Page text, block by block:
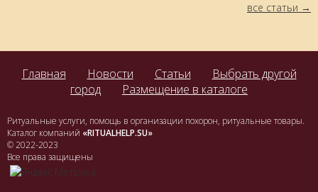
все статьи
Главная Новости Статьи
Выбрать другой
город
Размещение в каталоге
Ритуальные услуги, помощь в организации похорон, ритуальные товары.
Каталог компаний «RITUALHELP.SU»
© 2022-2023
Все права защищены